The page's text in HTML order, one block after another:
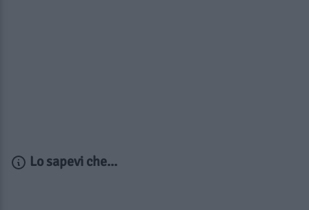
Lo sapevi che...